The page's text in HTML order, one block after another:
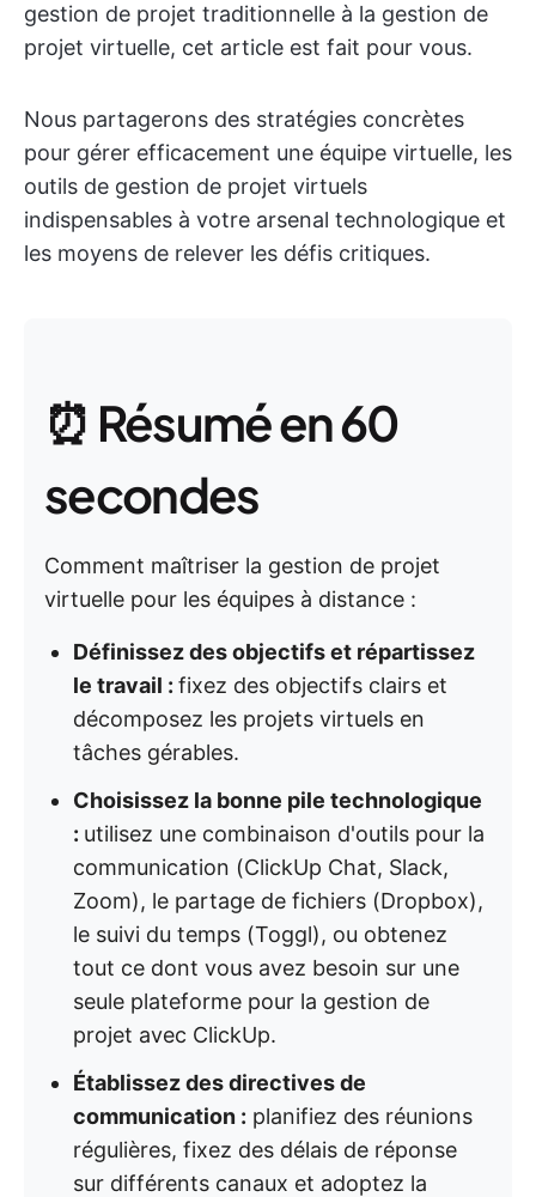
gestion de projet traditionnelle à la gestion de
projet virtuelle, cet article est fait pour vous.
Nous partagerons des stratégies concrètes
pour gérer efficacement une équipe virtuelle, les
outils de gestion de projet virtuels
indispensables à votre arsenal technologique et
les moyens de relever les défis critiques.
⏰ Résumé en 60
secondes
Comment maîtriser la gestion de projet
virtuelle pour les équipes à distance :
Définissez des objectifs et répartissez
le travail : fixez des objectifs clairs et
décomposez les projets virtuels en
tâches gérables.
Choisissez la bonne pile technologique
: utilisez une combinaison d'outils pour la
communication (ClickUp Chat, Slack,
Zoom), le partage de fichiers (Dropbox),
le suivi du temps (Toggl), ou obtenez
tout ce dont vous avez besoin sur une
seule plateforme pour la gestion de
projet avec ClickUp.
Établissez des directives de
communication : planifiez des réunions
régulières, fixez des délais de réponse
sur différents canaux et adoptez la